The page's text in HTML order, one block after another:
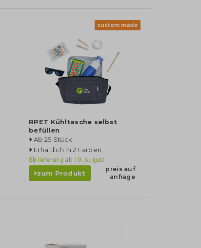
custom made
RPET Kühltasche selbst
befüllen
Ab 25 Stück
Erhältlich in 2 Farben
lieferung ab 19. August
zum Produkt
preis auf
anfrage